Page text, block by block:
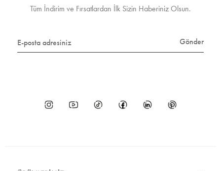
Tüm İndirim ve Fırsatlardan İlk Sizin Haberiniz Olsun.
Gönder